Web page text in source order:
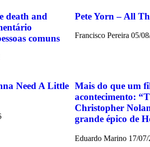
death and
comuns
Pete Yorn – All
Francisco Pereira 05/
Need A Little Mais do que um
acontecimento:
Christopher
grande épico de
Eduardo Marino 17/